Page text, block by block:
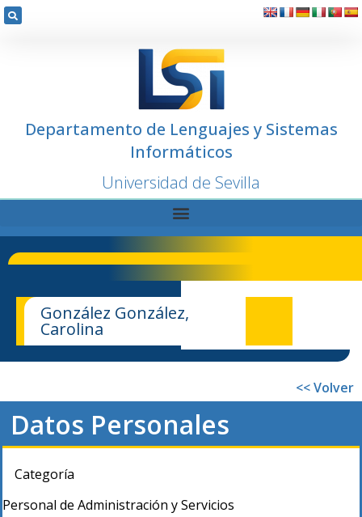
Departamento de Lenguajes y Sistemas
Informáticos
Universidad de Sevilla
González González,
Carolina
<< Volver
Datos Personales
Categoría
Personal de Administración y Servicios